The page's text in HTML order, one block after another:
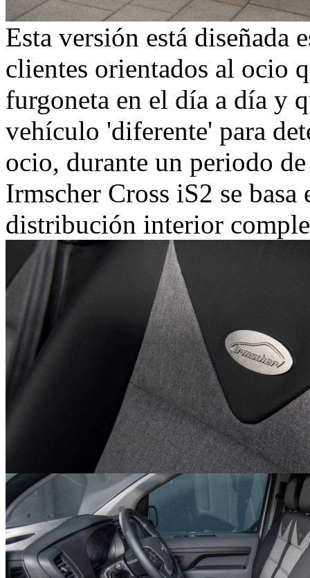
Esta versión está diseñada
clientes orientados al ocio
furgoneta en el día a día y
vehículo 'diferente' para
ocio, durante un periodo
Irmscher Cross iS2 se
distribución interior